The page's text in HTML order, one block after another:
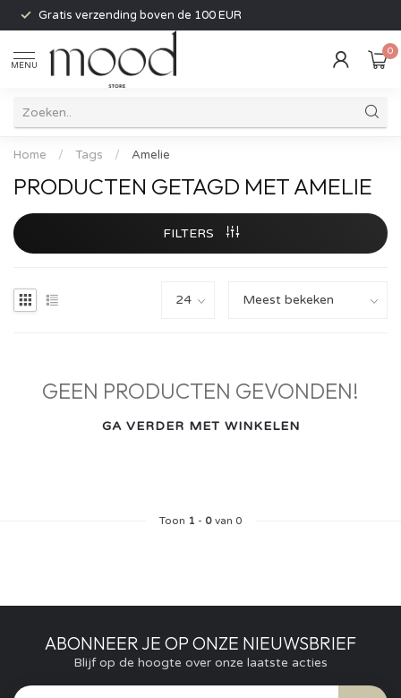
Gratis verzending boven de 100 EUR
MENU
0
Home / Tags / Amelie
PRODUCTEN GETAGD MET AMELIE
FILTERS
GEEN PRODUCTEN GEVONDEN!
GA VERDER MET WINKELEN
Toon 1 - 0van 0
ABONNEER JE OP ONZE NIEUWSBRIEF
Blijf op de hoogte over onze laatste acties